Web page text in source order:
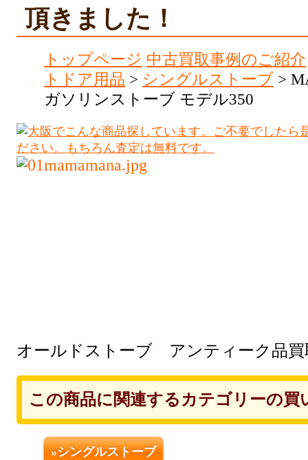
頂きました！
トップページ 中古買取事例のご紹介
トドア用品 > シングルストーブ >
ガソリンストーブ モデル350
オールドストーブ アンティーク品買
この商品に関連するカテゴリーの買
»シングルストーブ